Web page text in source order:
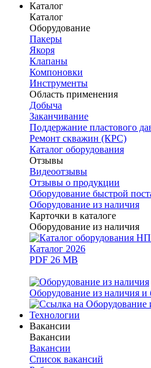
Каталог
Каталог
Оборудование
Пакеры
Якоря
Клапаны
Компоновки
Инструменты
Область применения
Добыча
Заканчивание
Поддержание пластового
Ремонт скважин (КРС)
Каталог оборудования
Отзывы
Видеоотзывы
Отзывы о продукции
Оборудование быстрой
Оборудование из наличия
Карточки в каталоге
Оборудование из наличия
Каталог 2026
PDF 26 MB
Оборудование из наличия и
Технологии
Вакансии
Вакансии
Вакансии
Список вакансий